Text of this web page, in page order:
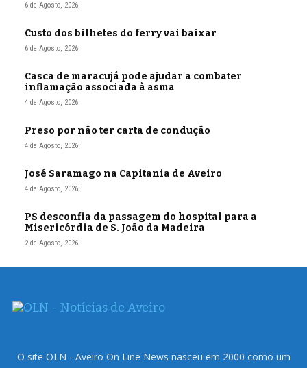
6 de Agosto, 2026
Custo dos bilhetes do ferry vai baixar
6 de Agosto, 2026
Casca de maracujá pode ajudar a combater
inflamação associada à asma
4 de Agosto, 2026
Preso por não ter carta de condução
4 de Agosto, 2026
José Saramago na Capitania de Aveiro
4 de Agosto, 2026
PS desconfia da passagem do hospital para a
Misericórdia de S. João da Madeira
2 de Agosto, 2026
O site OLN - Aveiro On Line News nasceu em 2000 como um